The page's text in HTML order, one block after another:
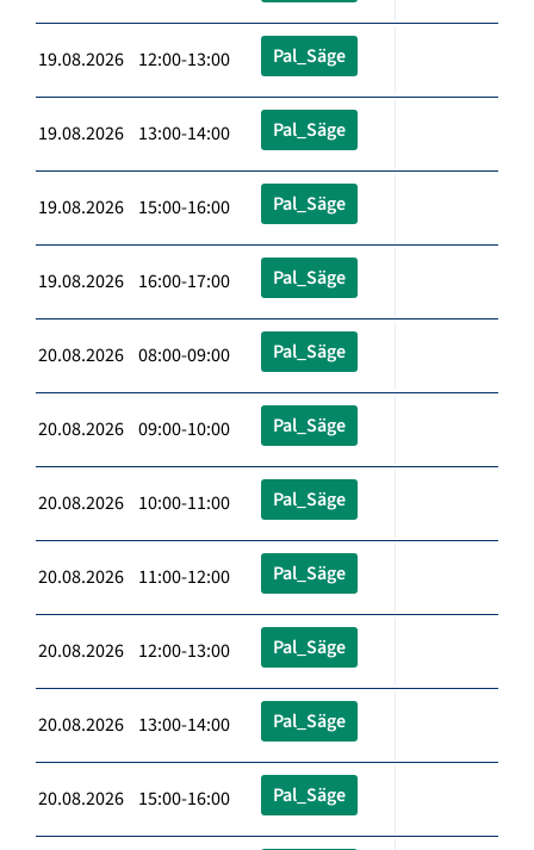
19.08.2026 12:00-13:00 Pal_Säge
19.08.2026 13:00-14:00 Pal_Säge
19.08.2026 15:00-16:00 Pal_Säge
19.08.2026 16:00-17:00 Pal_Säge
20.08.2026 08:00-09:00 Pal_Säge
20.08.2026 09:00-10:00 Pal_Säge
20.08.2026 10:00-11:00 Pal_Säge
20.08.2026 11:00-12:00 Pal_Säge
20.08.2026 12:00-13:00 Pal_Säge
20.08.2026 13:00-14:00 Pal_Säge
20.08.2026 15:00-16:00 Pal_Säge